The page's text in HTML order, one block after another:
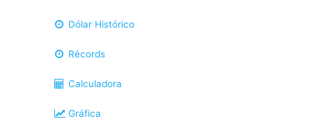
Dólar Histórico
Récords
Calculadora
Gráfica